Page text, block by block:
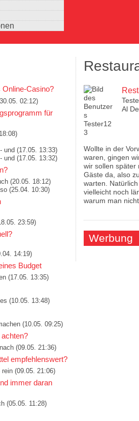
Online-Casino?
02:12)
für
und (17.05. 13:33)
und (17.05. 13:32)
(20.05. 18:12)
(25.04. 10:30)
23:59)
14:19)
Budget
(17.05. 13:35)
(10.05. 13:48)
(10.05. 09:25)
(09.05. 21:36)
empfehlenswert?
rein (09.05. 21:06)
immer daran
(05.05. 11:28)
Al
Wollte in der
waren, gingen
wir sollen später
Gäste da, also
warten.
vielleicht noch
warum man
Werbung